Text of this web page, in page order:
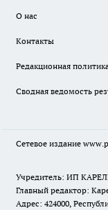
О нас
Контакты
Редакционная
Сводная ведомость
Сетевое издание
Учредитель: ИП
Главный редактор:
Адрес: 424000,